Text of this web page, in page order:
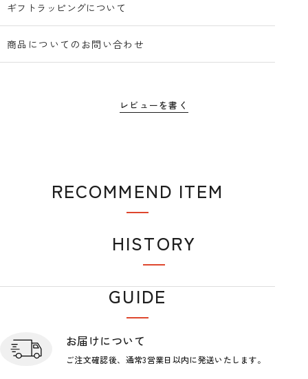
ギフトラッピングについて
商品についてのお問い合わせ
レビューを書く
RECOMMEND ITEM
HISTORY
GUIDE
お届けについて
ご注文確認後、通常3営業日以内に発送いたします。